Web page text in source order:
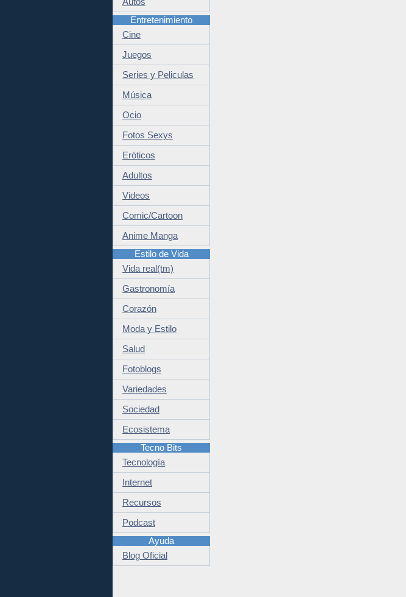
Entretenimiento
Cine
Juegos
Series y Peliculas
Música
Ocio
Fotos Sexys
Eróticos
Adultos
Videos
Comic/Cartoon
Anime Manga
Estilo de Vida
Vida real(tm)
Gastronomía
Corazón
Moda y Estilo
Salud
Fotoblogs
Variedades
Sociedad
Ecosistema
Tecno Bits
Tecnología
Internet
Recursos
Podcast
Ayuda
Blog Oficial